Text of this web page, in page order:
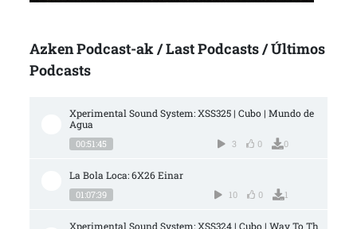
Azken Podcast-ak / Last Podcasts / Últimos
Podcasts
Xperimental Sound System: XSS325 | Cubo | Mundo de
Agua
00:51:45 3 0 0
La Bola Loca: 6X26 Einar
01:07:39 10 0 1
Xperimental Sound System: XSS324 | Cubo | Way To Th